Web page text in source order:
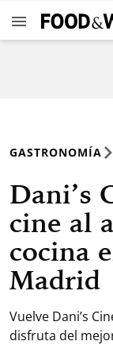
GASTRONOMÍA
Dani’s
cine al
cocina
Madrid
Vuelve Dani’s
disfruta del